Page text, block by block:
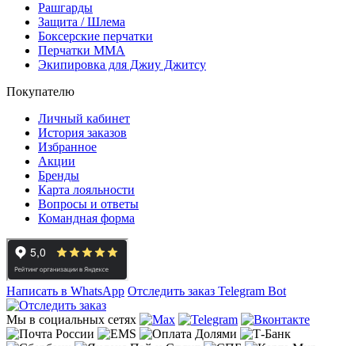
Рашгарды
Защита / Шлема
Боксерские перчатки
Перчатки ММА
Экипировка для Джиу Джитсу
Покупателю
Личный кабинет
История заказов
Избранное
Акции
Бренды
Карта лояльности
Вопросы и ответы
Командная форма
Написать в WhatsApp Отследить заказ Telegram Bot
Мы в социальных сетях